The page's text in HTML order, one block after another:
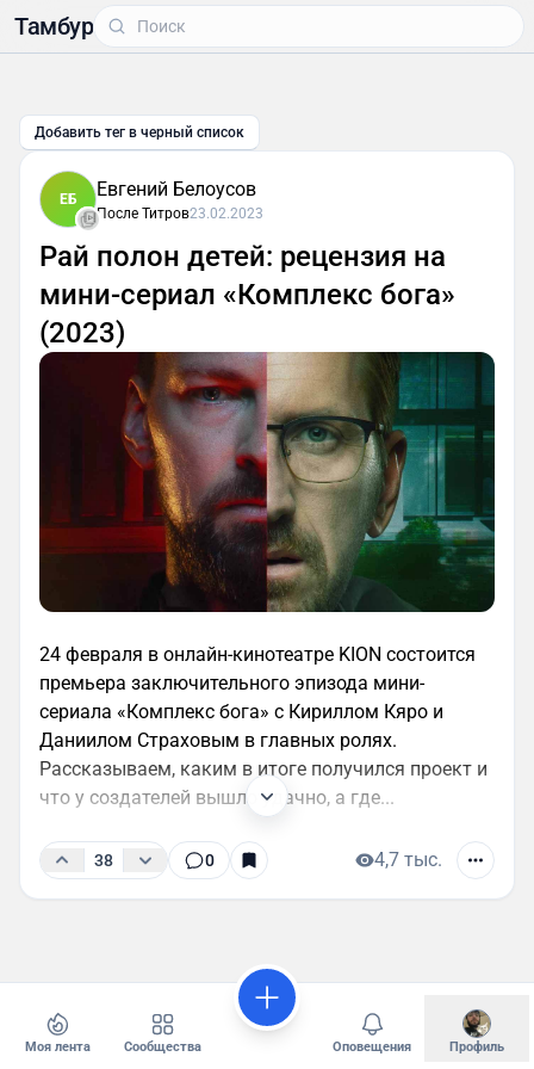
Тамбур
Добавить тег в черный список
ЕБ Евгений Белоусов
После Титров23.02.2023
Рай полон детей: рецензия на
мини-сериал «Комплекс бога»
(2023)
24 февраля в онлайн-кинотеатре KION состоится
премьера заключительного эпизода мини-
сериала «Комплекс бога» с Кириллом Кяро и
Даниилом Страховым в главных ролях.
Рассказываем, каким в итоге получился проект и
что у создателей вышло удачно, а где...
38 0 4,7 тыс.
Моя лента Сообщества Оповещения Профиль